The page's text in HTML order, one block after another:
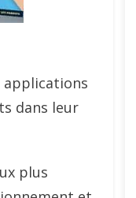
dans leur
plus